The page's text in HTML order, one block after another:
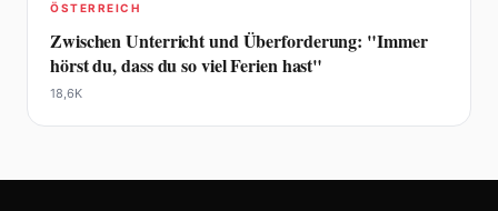
ÖSTERREICH
Zwischen Unterricht und Überforderung: "Immer
hörst du, dass du so viel Ferien hast"
18,6K